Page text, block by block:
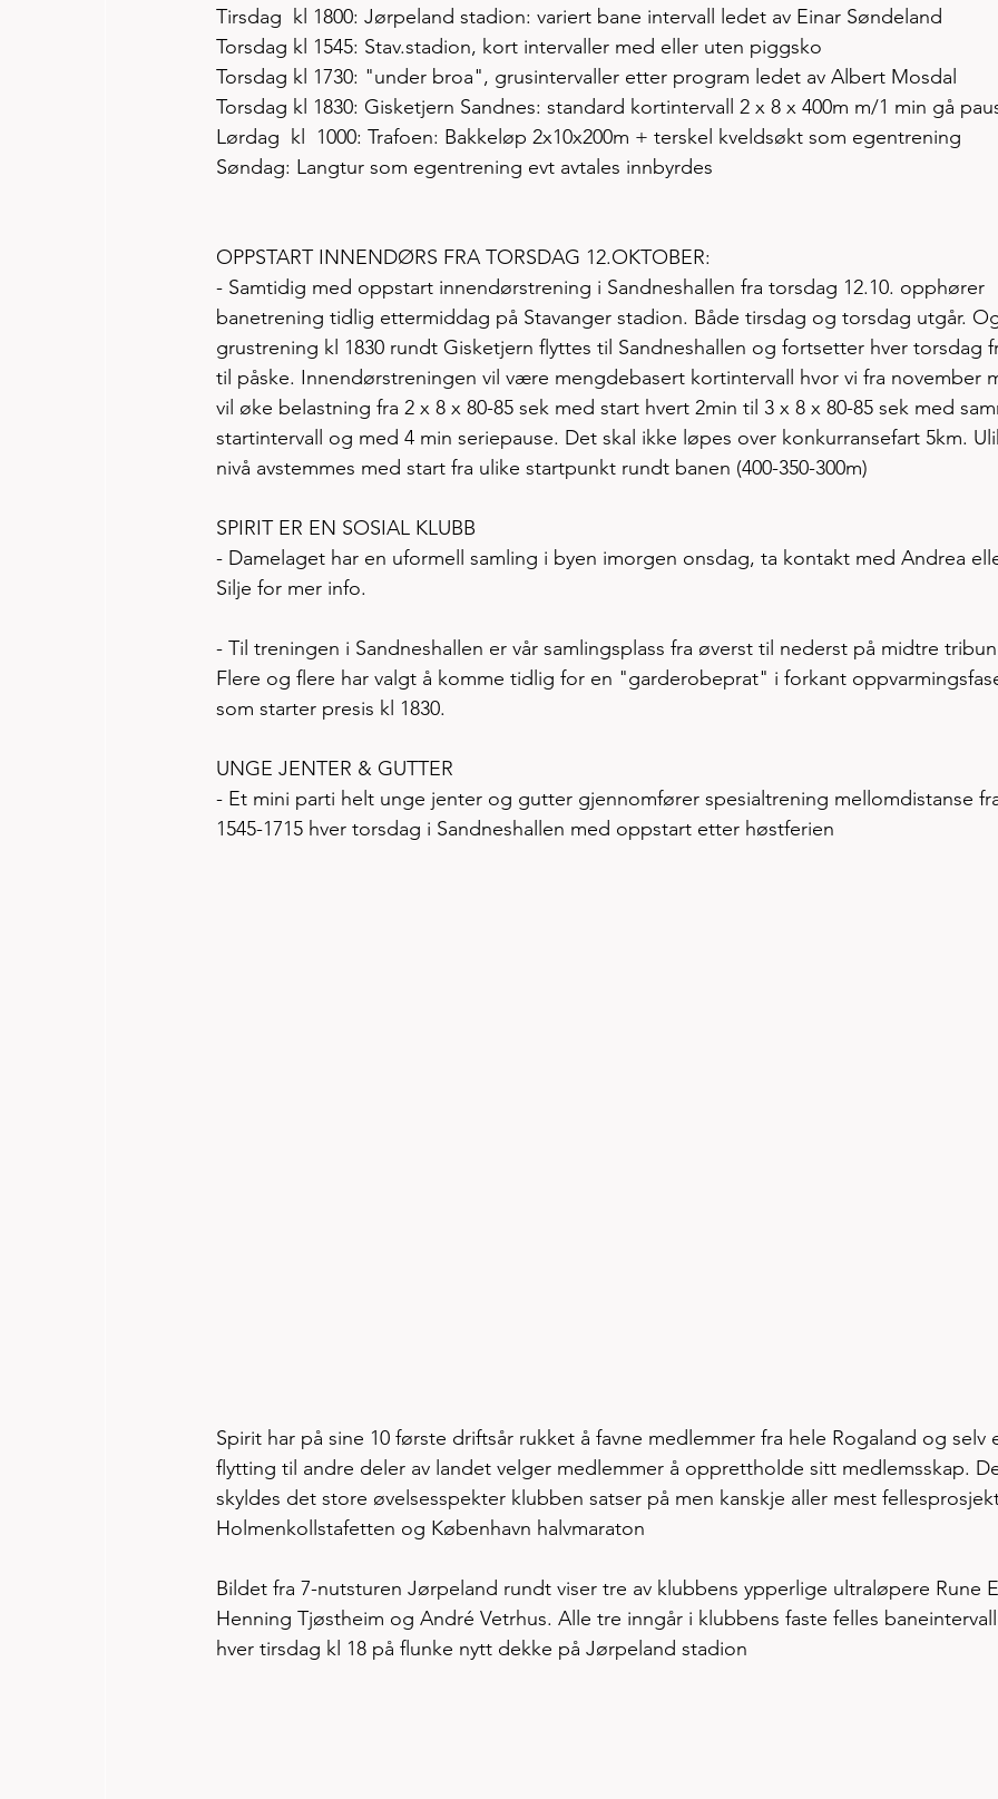
Tirsdag  kl 1800: Jørpeland stadion: variert bane intervall ledet av Einar Søndeland
Torsdag kl 1545: Stav.stadion, kort intervaller med eller uten piggsko
Torsdag kl 1730: "under broa", grusintervaller etter program ledet av Albert Mosdal
Torsdag kl 1830: Gisketjern Sandnes: standard kortintervall 2 x 8 x 400m m/1 min gå
Lørdag  kl  1000: Trafoen: Bakkeløp 2x10x200m + terskel kveldsøkt som egentrening
Søndag: Langtur som egentrening evt avtales innbyrdes
OPPSTART INNENDØRS FRA TORSDAG 12.OKTOBER:
- Samtidig med oppstart innendørstrening i Sandneshallen fra torsdag 12.10. opphører
banetrening tidlig ettermiddag på Stavanger stadion. Både tirsdag og torsdag utgår.
grustrening kl 1830 rundt Gisketjern flyttes til Sandneshallen og fortsetter hver torsdag
til påske. Innendørstreningen vil være mengdebasert kortintervall hvor vi fra november
vil øke belastning fra 2 x 8 x 80-85 sek med start hvert 2min til 3 x 8 x 80-85 sek med
startintervall og med 4 min seriepause. Det skal ikke løpes over konkurransefart 5km.
nivå avstemmes med start fra ulike startpunkt rundt banen (400-350-300m)
SPIRIT ER EN SOSIAL KLUBB
- Damelaget har en uformell samling i byen imorgen onsdag, ta kontakt med Andrea
Silje for mer info.
- Til treningen i Sandneshallen er vår samlingsplass fra øverst til nederst på midtre
Flere og flere har valgt å komme tidlig for en "garderobeprat" i forkant
som starter presis kl 1830.
UNGE JENTER & GUTTER
- Et mini parti helt unge jenter og gutter gjennomfører spesialtrening mellomdistanse
1545-1715 hver torsdag i Sandneshallen med oppstart etter høstferien
Spirit har på sine 10 første driftsår rukket å favne medlemmer fra hele Rogaland og
flytting til andre deler av landet velger medlemmer å opprettholde sitt medlemsskap.
skyldes det store øvelsesspekter klubben satser på men kanskje aller mest
Holmenkollstafetten og København halvmaraton
Bildet fra 7-nutsturen Jørpeland rundt viser tre av klubbens ypperlige ultraløpere Rune
Henning Tjøstheim og André Vetrhus. Alle tre inngår i klubbens faste felles
hver tirsdag kl 18 på flunke nytt dekke på Jørpeland stadion